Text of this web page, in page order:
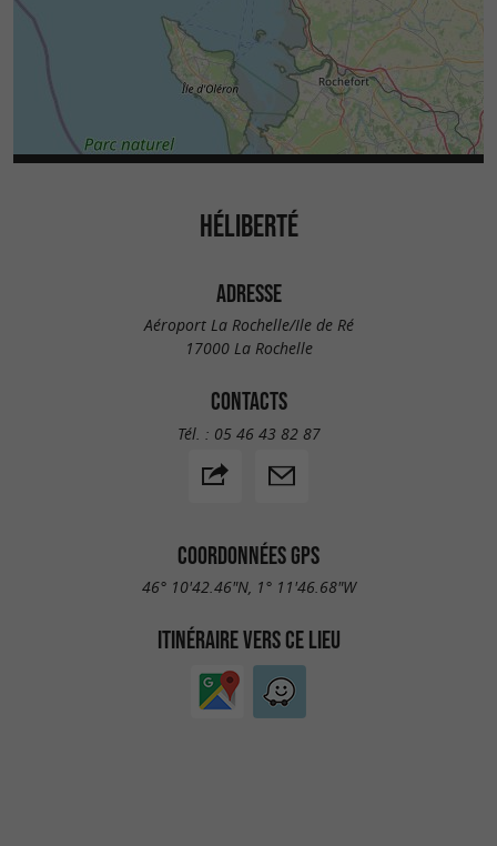
HÉLIBERTÉ
ADRESSE
Aéroport La Rochelle/Ile de Ré
17000 La Rochelle
CONTACTS
Tél. : 05 46 43 82 87
COORDONNÉES GPS
46° 10'42.46"N, 1° 11'46.68"W
ITINÉRAIRE VERS CE LIEU